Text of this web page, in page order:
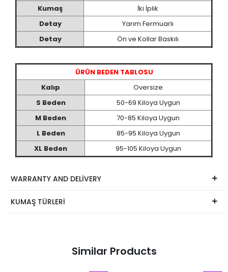
Kumaş
İki İplik
Detay
Yarım Fermuarlı
Detay
Ön ve Kollar Baskılı
ÜRÜN BEDEN TABLOSU
Kalıp
Oversize
S Beden
50-69 Kiloya Uygun
M Beden
70-85 Kiloya Uygun
L Beden
85-95 Kiloya Uygun
XL Beden
95-105 Kiloya Uygun
WARRANTY AND DELİVERY
KUMAŞ TÜRLERİ
Similar Products